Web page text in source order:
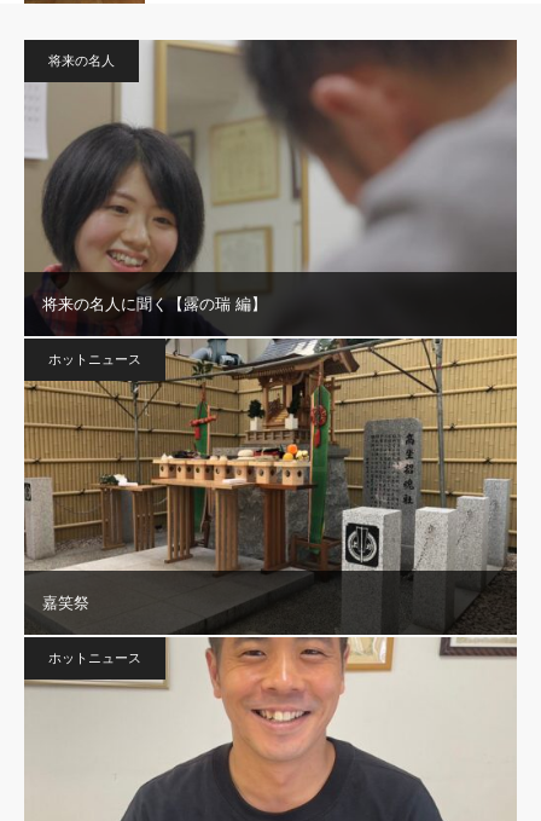
将来の名人
将来の名人に聞く【露の瑞 編】
ホットニュース
嘉笑祭
ホットニュース